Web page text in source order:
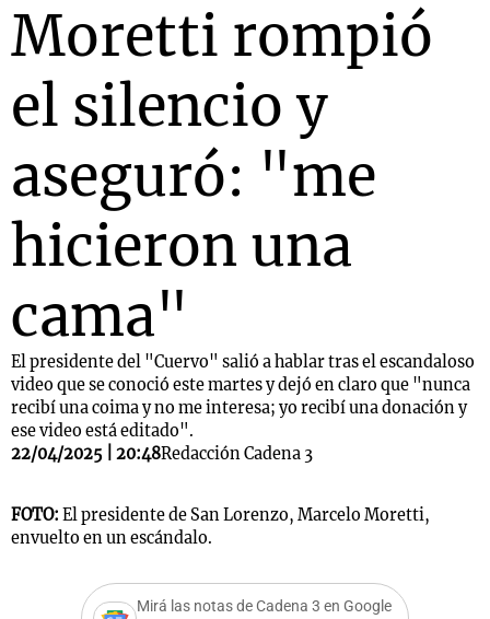
Moretti rompió
el silencio y
aseguró: "me
hicieron una
cama"
El presidente del "Cuervo" salió a hablar tras el escandaloso
video que se conoció este martes y dejó en claro que "nunca
recibí una coima y no me interesa; yo recibí una donación y
ese video está editado".
22/04/2025 | 20:48Redacción Cadena 3
FOTO: El presidente de San Lorenzo, Marcelo Moretti,
envuelto en un escándalo.
Mirá las notas de Cadena 3 en Google